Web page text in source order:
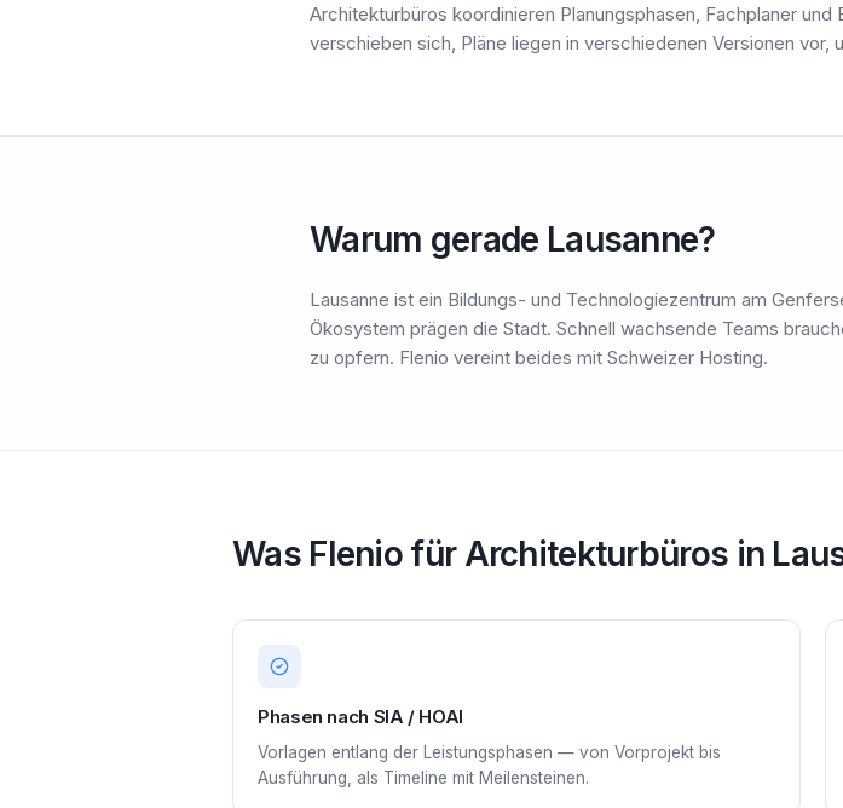
Architekturbüros koordinieren Planungsphasen, Fachplaner
verschieben sich, Pläne liegen in verschiedenen Versionen
Warum gerade Lausanne?
Lausanne ist ein Bildungs- und Technologiezentrum am
Ökosystem prägen die Stadt. Schnell wachsende Teams
zu opfern. Flenio vereint beides mit Schweizer Hosting.
Was Flenio für Architekturbüros in
Phasen nach SIA / HOAI
Vorlagen entlang der Leistungsphasen — von Vorprojekt bis
Ausführung, als Timeline mit Meilensteinen.